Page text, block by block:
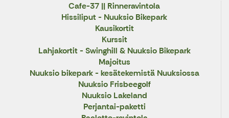
Cafe-37 || Rinneravintola
Hissiliput - Nuuksio Bikepark
Kausikortit
Kurssit
Lahjakortit - Swinghill & Nuuksio Bikepark
Majoitus
Nuuksio bikepark - kesätekemistä Nuuksiossa
Nuuksio Frisbeegolf
Nuuksio Lakeland
Perjantai-paketti